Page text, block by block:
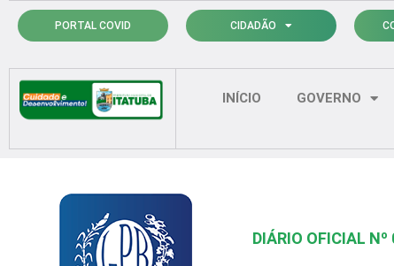
para
conteúdo
PORTAL COVID CIDADÃO
INÍCIO GOVERNO
DIÁRIO OFICIAL